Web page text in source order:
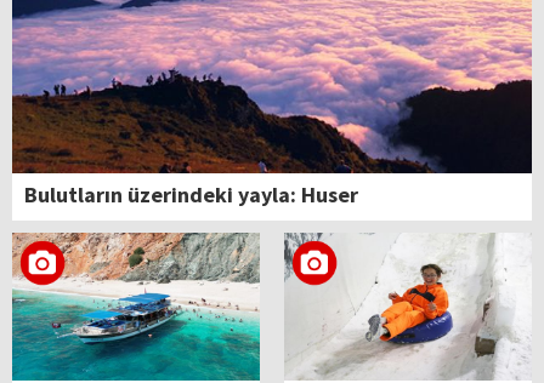
Bulutların üzerindeki yayla: Huser